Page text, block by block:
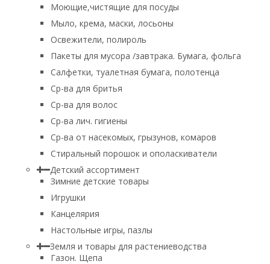
Моющие,чистящие для посуды
Мыло, крема, маски, лосьоны
Освежители, полироль
Пакеты для мусора /завтрака. Бумага, фольга
Салфетки, туалетная бумага, полотенца
Ср-ва для бритья
Ср-ва для волос
Ср-ва лич. гигиены
Ср-ва от насекомых, грызунов, комаров
Стиральный порошок и ополаскиватели
Детский ассортимент
Зимние детские товары
Игрушки
Канцелярия
Настольные игры, пазлы
Земля и товары для растениеводства
Газон. Щепа